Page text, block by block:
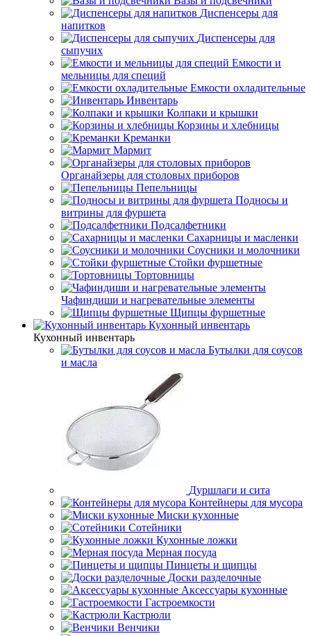
Диспенсеры для
напитков
Диспенсеры для
сыпучих
Емкости и
мельницы для специй
Емкости охладительные
Инвентарь
Колпаки и крышки
Корзины и хлебницы
Креманки
Мармит
Органайзеры для столовых приборов
Пепельницы
Подносы и
витрины для фуршета
Подсалфетники
Сахарницы и масленки
Соусники и молочники
Стойки фуршетные
Тортовницы
Чафиндиши и нагревательные элементы
Щипцы фуршетные
Кухонный инвентарь
Кухонный инвентарь
Бутылки для соусов
и масла
Дуршлаги и сита
Контейнеры для мусора
Миски кухонные
Сотейники
Кухонные ложки
Мерная посуда
Пинцеты и щипцы
Доски разделочные
Аксессуары кухонные
Гастроемкости
Кастрюли
Венчики